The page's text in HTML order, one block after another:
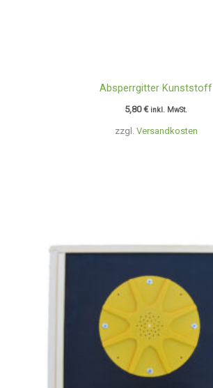
zzgl. Versandkosten
Absperrgitter Kunststoff
5,80€ inkl. MwSt.